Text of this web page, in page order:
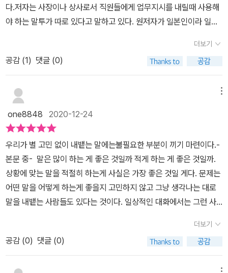
다.저자는 사장이나 상사로서 직원들에게 업무지시를 내릴때 사용해
야 하는 말투가 따로 있다고 말하고 있다. 원저자가 일본인이라 일본
법이나 화법정도로 번역해도 괜찮았을 것 같다.누군가 무언가를 지시
하거나 부탁할때 또는 조직을 리딩해서 이끌어 갈때 내가 가진 의도
를 상대방에게 어떻게 잘 전달할 것인지 고민하게 된다. 이 책은 그런
입장에 놓여있는 사람들에게 내가 가진 의도를 정확하게 전달하고 조
대화법을 이야기하고 있다.이미 알고 있던 내용들도 있었지만 책을
보며 다시금 그동안 제대로 지키지 못했던 내용들을 살펴보게 된다.
업무지시는 항상 구체적이고 간결하며 주체가 명확해야 한다는 사실
을 잘 알면서도 순간순간 놓치는 경우가 많은데 이 책은 그런 점들을
잘 꼬집어 주고 있다. 누군가에게 무엇을 부탁하거나 지시할때 여러
상황을 미리 살펴서 문서화 하여 전달하는 것이나 업무지시를 할때
직원의 역량을 고려해 일을 묶어주는 청크업(chunk-up)은 꼭 업무
지시뿐 아니라 내가 스스로 일을 처리할때도 업무를 구체화하기에 유
용한 방식이다. 지시 내용을 수치화하거나 어려운 용어를 빼고 이해
더보기
공감 (1) 댓글 (0)
one8848 2020-12-24
우리가 별 고민 없이 내뱉는 말에는불필요한 부분이 끼기 마련이다.-
본문 중- 말은 많이 하는 게 좋은 것일까 적게 하는 게 좋은 것일까.
상황에 맞는 말을 적절히 하는게 사실은 가장 좋은 것일 게다. 문제는
어떤 말을 어떻게 하는게 좋을지 고민하지 않고 그냥 생각나는 대로
말을 내뱉는 사람들도 있다는 것이다. 일상적인 대화에서는 그런 사
사람이 그렇다면? 내 상사가, 사장이 고민없이 말을 내뱉는 사람이라
면? 생각만 해도 끔찍스러운 일이다. 말을 생각없이 할 거면 차라리
침묵시간이 나을 수도 있다. 특히 내 말투가 누군가를 불편하게 하고
더보기
공감 (0) 댓글 (0)